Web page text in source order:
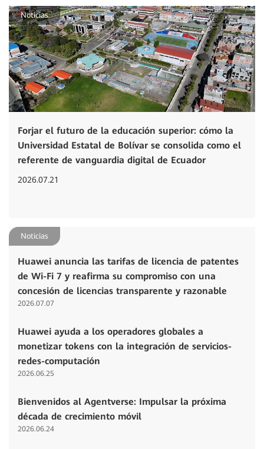
Noticias
Forjar el futuro de la educación superior: cómo la
Universidad Estatal de Bolívar se consolida como el
referente de vanguardia digital de Ecuador
2026.07.21
Noticias
Huawei anuncia las tarifas de licencia de patentes
de Wi-Fi 7 y reafirma su compromiso con una
concesión de licencias transparente y razonable
2026.07.07
Huawei ayuda a los operadores globales a
monetizar tokens con la integración de servicios-
redes-computación
2026.06.25
Bienvenidos al Agentverse: Impulsar la próxima
década de crecimiento móvil
2026.06.24